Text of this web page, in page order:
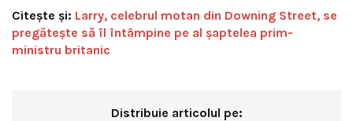
Citește și: Larry, celebrul motan din Downing Street, se
pregătește să îl întâmpine pe al șaptelea prim-
ministru britanic
Distribuie articolul pe: